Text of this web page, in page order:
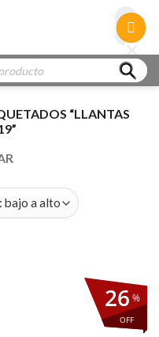
“LLANTAS
%
OFF
26
×
×
×